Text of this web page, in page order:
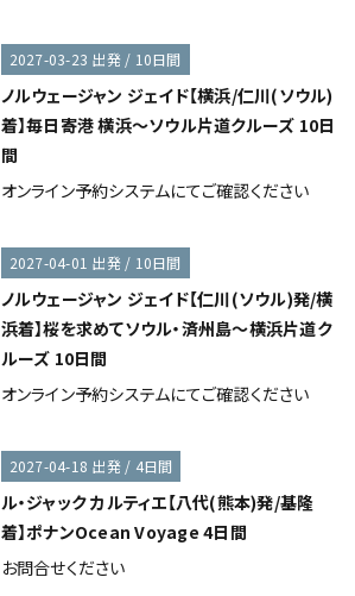
2027-03-23 出発 / 10日間
ノルウェージャン ジェイド【横浜/仁川(ソウル)
着】毎日寄港 横浜～ソウル片道クルーズ 10日
間
オンライン予約システムにてご確認ください
2027-04-01 出発 / 10日間
ノルウェージャン ジェイド【仁川(ソウル)発/横
浜着】桜を求めてソウル・済州島～横浜片道ク
ルーズ 10日間
オンライン予約システムにてご確認ください
2027-04-18 出発 / 4日間
ル・ジャック カルティエ【八代(熊本)発/基隆
着】ポナンOcean Voyage 4日間
お問合せください